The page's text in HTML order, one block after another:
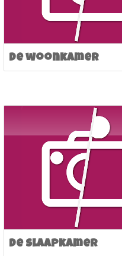
De woonkamer
De slaapkamer